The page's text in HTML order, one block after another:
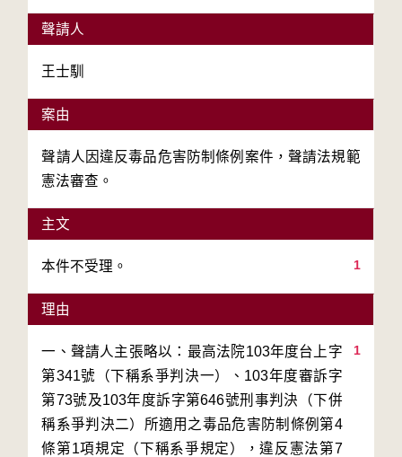
聲請人
王士馴
案由
聲請人因違反毒品危害防制條例案件，聲請法規範
憲法審查。
主文
1
本件不受理。
理由
1
一、聲請人主張略以：最高法院103年度台上字
第341號（下稱系爭判決一）、103年度審訴字
第73號及103年度訴字第646號刑事判決（下併
稱系爭判決二）所適用之毒品危害防制條例第4
條第1項規定（下稱系爭規定），違反憲法第7